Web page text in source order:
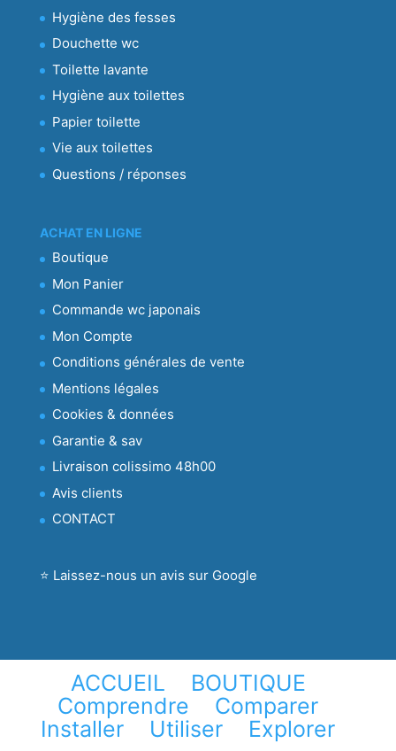
Hygiène des fesses
Douchette wc
Toilette lavante
Hygiène aux toilettes
Papier toilette
Vie aux toilettes
Questions / réponses
ACHAT EN LIGNE
Boutique
Mon Panier
Commande wc japonais
Mon Compte
Conditions générales de vente
Mentions légales
Cookies & données
Garantie & sav
Livraison colissimo 48h00
Avis clients
CONTACT
⭐ Laissez-nous un avis sur Google
ACCUEIL
BOUTIQUE
Comprendre
Comparer
Installer
Utiliser Explorer